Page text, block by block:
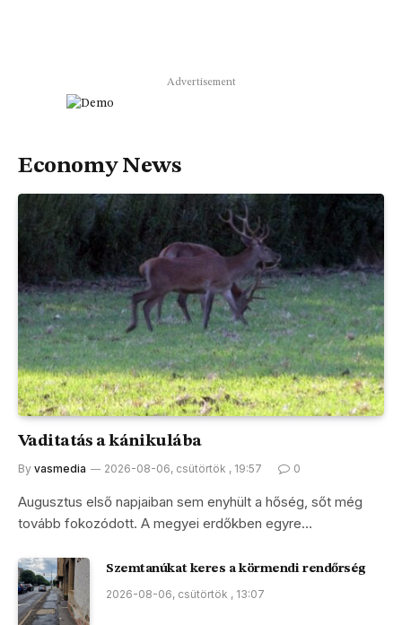
Advertisement
Economy News
Vaditatás a kánikulába
By vasmedia 2026-08-06, csütörtök , 19:57 0
Augusztus első napjaiban sem enyhült a hőség, sőt még
tovább fokozódott. A megyei erdőkben egyre…
Szemtanúkat keres a körmendi rendőrség
2026-08-06, csütörtök , 13:07